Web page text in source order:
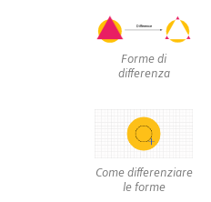
Forme di
differenza
Come differenziare
le forme